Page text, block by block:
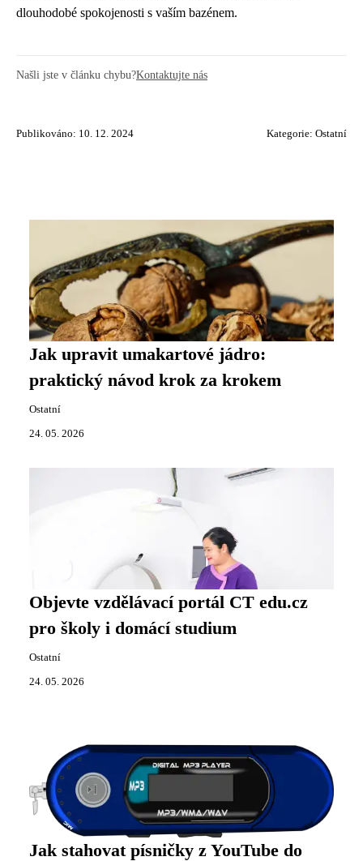
dlouhodobé spokojenosti s vaším bazénem.
Našli jste v článku chybu?Kontaktujte nás
Publikováno: 10. 12. 2024 Kategorie: Ostatní
Jak upravit umakartové jádro:
praktický návod krok za krokem
Ostatní
24. 05. 2026
Objevte vzdělávací portál CT edu.cz
pro školy i domácí studium
Ostatní
24. 05. 2026
Jak stahovat písničky z YouTube do